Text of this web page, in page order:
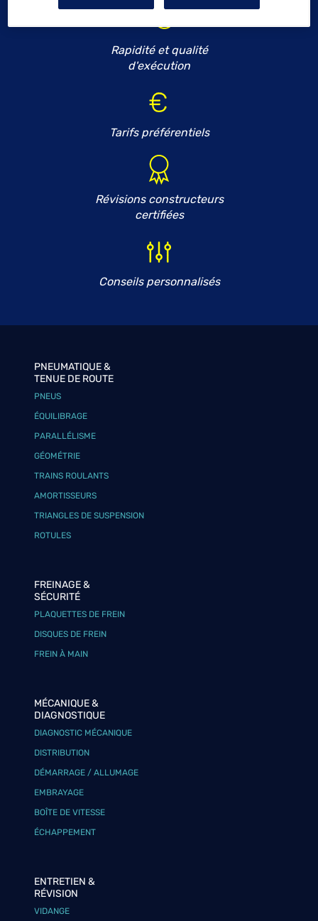
Rapidité et qualité
d'exécution
Tarifs préférentiels
Révisions constructeurs
certifiées
Conseils personnalisés
PNEUMATIQUE &
TENUE DE ROUTE
PNEUS
ÉQUILIBRAGE
PARALLÉLISME
GÉOMÉTRIE
TRAINS ROULANTS
AMORTISSEURS
TRIANGLES DE SUSPENSION
ROTULES
FREINAGE &
SÉCURITÉ
PLAQUETTES DE FREIN
DISQUES DE FREIN
FREIN À MAIN
MÉCANIQUE &
DIAGNOSTIQUE
DIAGNOSTIC MÉCANIQUE
DISTRIBUTION
DÉMARRAGE / ALLUMAGE
EMBRAYAGE
BOÎTE DE VITESSE
ÉCHAPPEMENT
ENTRETIEN &
RÉVISION
VIDANGE